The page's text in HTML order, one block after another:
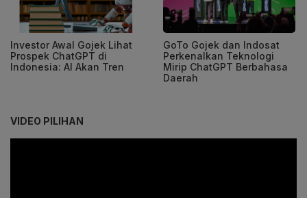
Investor Awal Gojek Lihat
Prospek ChatGPT di
Indonesia: AI Akan Tren
GoTo Gojek dan Indosat
Perkenalkan Teknologi
Mirip ChatGPT Berbahasa
Daerah
VIDEO PILIHAN